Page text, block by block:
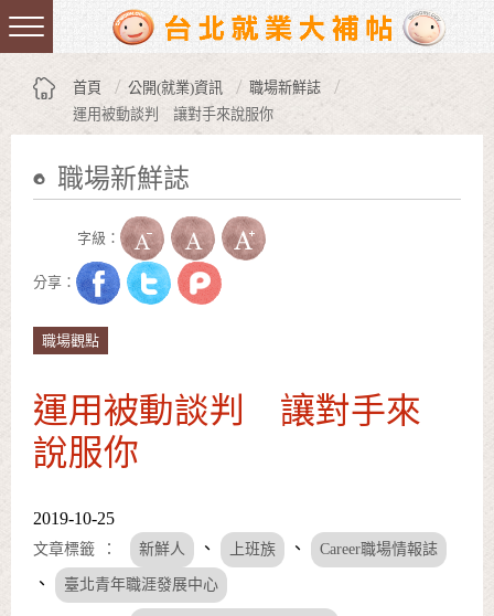
跳到主要內容區塊
:::
首頁 公開(就業)資訊
職場新鮮誌
運用被動談判 讓對手來說服你
職場新鮮誌
字級：
分享：
職場觀點
運用被動談判 讓對手來
說服你
2019-10-25
文章標籤 新鮮人 、 上班族 、 Career職場情報誌
、 臺北青年職涯發展中心